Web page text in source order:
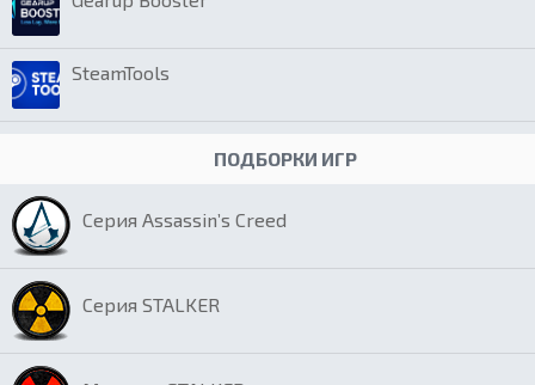
SteamTools
ПОДБОРКИ ИГР
Серия Assassin’s Creed
Серия STALKER